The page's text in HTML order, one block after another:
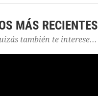
MÁS RECIENTES
también te interese...